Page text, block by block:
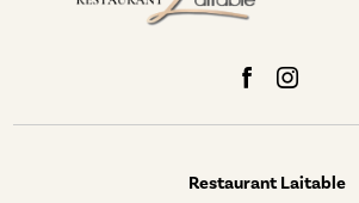
Restaurant Laitable